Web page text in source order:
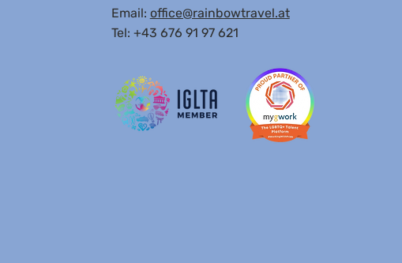
Email: office@rainbowtravel.at
Tel: +43 676 91 97 621